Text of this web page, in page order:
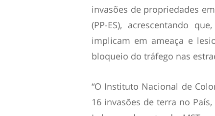
invasões de propriedades
(PP-ES), acrescentando
implicam em ameaça e
bloqueio do tráfego nas
“O Instituto Nacional de
16 invasões de terra no